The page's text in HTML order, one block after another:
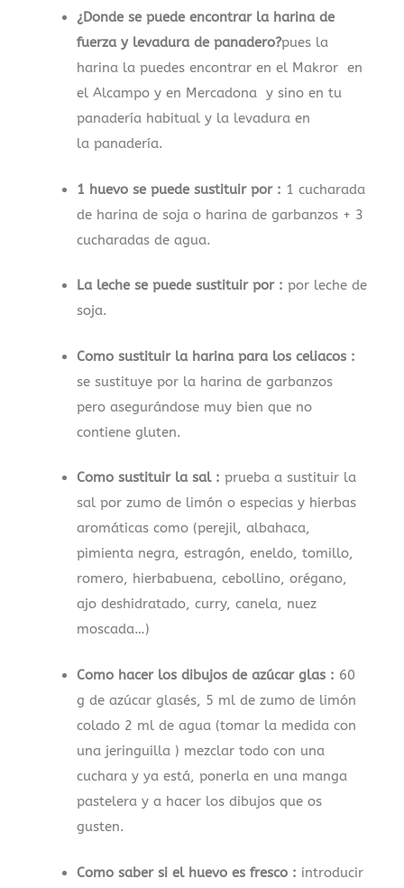
¿Donde se puede encontrar la harina de
fuerza y levadura de panadero?pues la
harina la puedes encontrar en el Makror en
el Alcampo y en Mercadona y sino en tu
panadería habitual y la levadura en
la panadería.
1 huevo se puede sustituir por : 1 cucharada
de harina de soja o harina de garbanzos + 3
cucharadas de agua.
La leche se puede sustituir por :por leche de
soja.
Como sustituir la harina para los celiacos :
se sustituye por la harina de garbanzos
pero asegurándose muy bien que no
contiene gluten.
Como sustituir la sal : prueba a sustituir la
sal por zumo de limón o especias y hierbas
aromáticas como (perejil, albahaca,
pimienta negra, estragón, eneldo, tomillo,
romero, hierbabuena, cebollino, orégano,
ajo deshidratado, curry, canela, nuez
moscada…)
Como hacer los dibujos de azúcar glas : 60
g de azúcar glasés, 5 ml de zumo de limón
colado 2 ml de agua (tomar la medida con
una jeringuilla ) mezclar todo con una
cuchara y ya está, ponerla en una manga
pastelera y a hacer los dibujos que os
gusten.
Como saber si el huevo es fresco : introducir